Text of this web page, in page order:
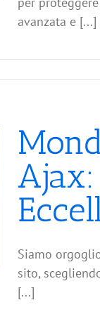
avanzata e [...]
Siamo
sito,
[...]